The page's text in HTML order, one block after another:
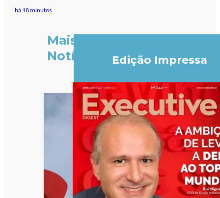
há 18 minutos
Mais
Notícias
Edição Impressa